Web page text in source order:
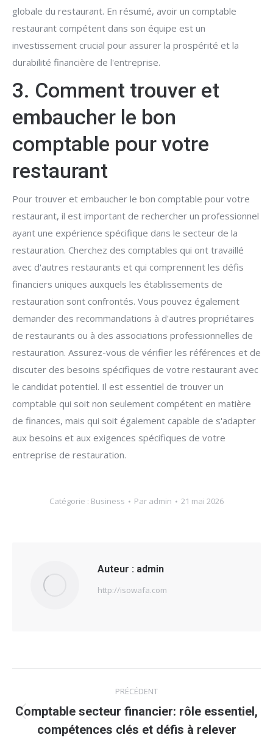
globale du restaurant. En résumé, avoir un comptable
restaurant compétent dans son équipe est un
investissement crucial pour assurer la prospérité et la
durabilité financière de l'entreprise.
3. Comment trouver et
embaucher le bon
comptable pour votre
restaurant
Pour trouver et embaucher le bon comptable pour votre
restaurant, il est important de rechercher un professionnel
ayant une expérience spécifique dans le secteur de la
restauration. Cherchez des comptables qui ont travaillé
avec d'autres restaurants et qui comprennent les défis
financiers uniques auxquels les établissements de
restauration sont confrontés. Vous pouvez également
demander des recommandations à d'autres propriétaires
de restaurants ou à des associations professionnelles de
restauration. Assurez-vous de vérifier les références et de
discuter des besoins spécifiques de votre restaurant avec
le candidat potentiel. Il est essentiel de trouver un
comptable qui soit non seulement compétent en matière
de finances, mais qui soit également capable de s'adapter
aux besoins et aux exigences spécifiques de votre
entreprise de restauration.
Catégorie : Business Par admin 21 mai 2026
Auteur : admin
http://isowafa.com
article
PRÉCÉDENT
Article
précédent
Comptable secteur financier: rôle essentiel,
compétences clés et défis à relever